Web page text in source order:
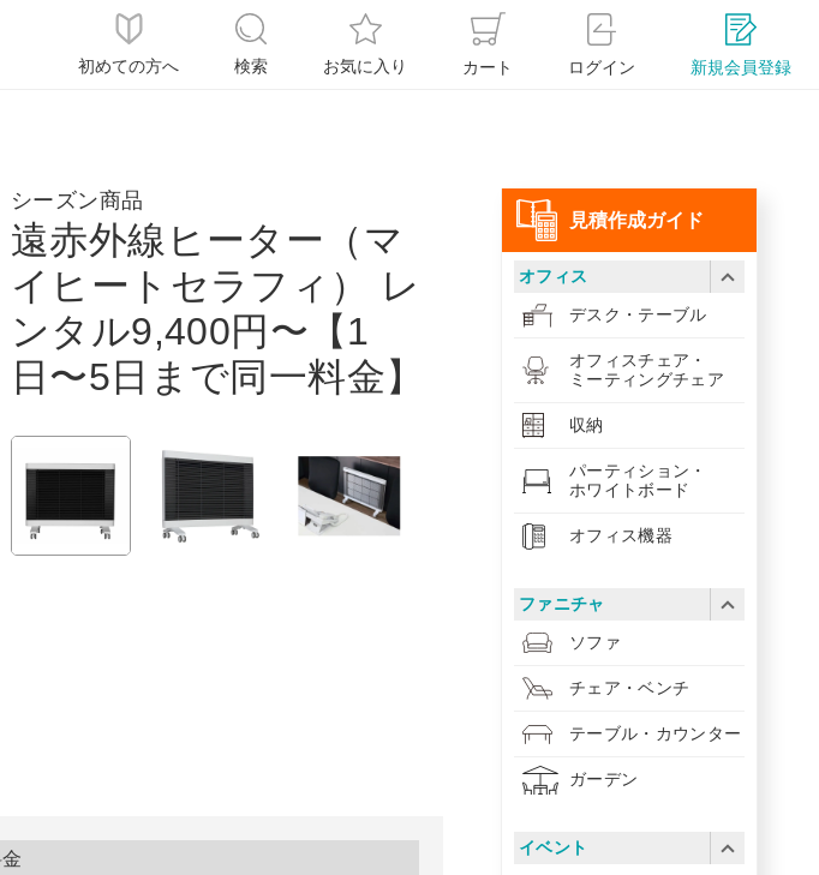
初めての方へ 検索 お気に入り カート ログイン 新規会員登録
シーズン商品
遠赤外線ヒーター（マ
イヒートセラフィ） レ
ンタル9,400円〜【1
日〜5日まで同一料金】
⾒積作成ガイド
オフィス
デスク・テーブル
オフィスチェア・
ミーティングチェア
収納
パーティション・
ホワイトボード
オフィス機器
ファニチャ
ソファ
チェア・ベンチ
テーブル・カウンター
ガーデン
イベント